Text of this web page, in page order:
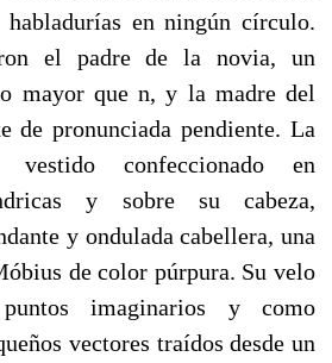
en ningún círculo.
el padre de la novia, un
mayor que n, y la madre del
de pronunciada pendiente. La
confeccionado en
y sobre su cabeza,
y ondulada cabellera, una
de color púrpura. Su velo
imaginarios y como
vectores traídos desde un